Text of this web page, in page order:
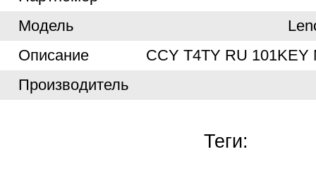
Модель
Описание
CCY T4TY RU 101KEY
Производитель
Теги: